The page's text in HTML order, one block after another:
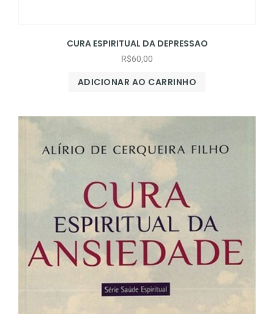
CURA ESPIRITUAL DA DEPRESSAO
R$60,00
ADICIONAR AO CARRINHO